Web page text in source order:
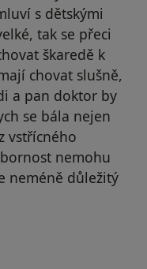
s dětskými
tak se přeci
škaredě k
chovat slušně,
a pan doktor by
se bála nejen
vstřícného
nemohu
neméně důležitý
účet byl odstraněn